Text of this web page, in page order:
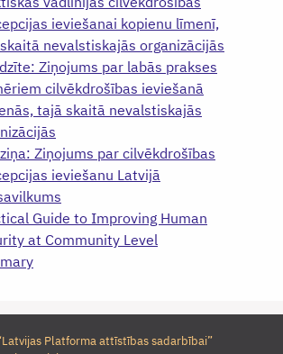
ieviešanai kopienu līmenī,
nevalstiskajās organizācijās
Ziņojums par labās prakses
cilvēkdrošības ieviešanā
tajā skaitā nevalstiskajās
Ziņojums par cilvēkdrošības
ieviešanu Latvijā
Guide to Improving Human
at Community Level
Platforma attīstības sadarbībai”